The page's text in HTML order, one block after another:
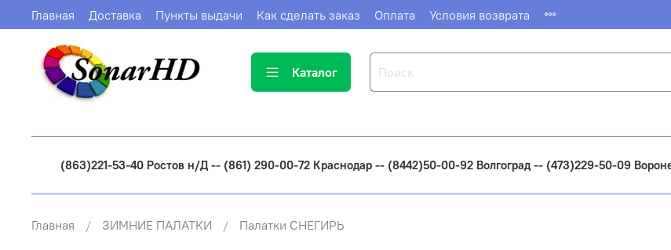
Главная Доставка Пункты выдачи Как сделать заказ Оплата Условия возврата
Каталог
(863)221-53-40 Ростов н/Д -- (861) 290-00-72 Краснодар -- (8442)50-00-92 Волгоград -- (473)229-50-09
Главная ЗИМНИЕ ПАЛАТКИ Палатки СНЕГИРЬ